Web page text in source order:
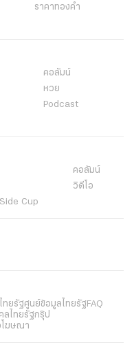
ราคาทองคำ
คอลัมน์
หวย
Podcast
คอลัมน์
วิดีโอ
Cup
ทยรัฐศูนย์ข้อมูลไทยรัฐFAQ
ลไทยรัฐกรุ๊ป
ฆษณา